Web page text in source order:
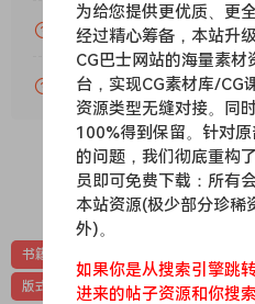
账号可以分享或者借给
VIP会员剩余时间查询？
0
书籍设计
版式设计
为给您提供更优质、更
经过精心筹备，本站升
CG巴士网站的海量素
台，实现CG素材库/CG
资源类型无缝对接。同
100%得到保留。针对
的问题，我们彻底重构
员即可免费下载：所有
本站资源(极少部分珍稀
外)。
如果你是从搜索引擎跳
进来的帖子资源和你搜